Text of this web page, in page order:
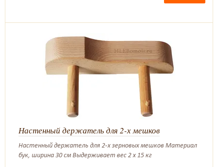
Настенный держатель для 2-х мешков
Настенный держатель для 2-х зерновых мешков Материал
бук, ширина 30 см Выдерживает вес 2 х 15 кг